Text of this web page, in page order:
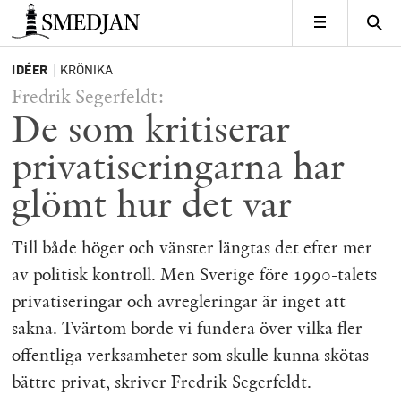
Timbro
MENY
IDÉER KRÖNIKA
Fredrik Segerfeldt:
De som kritiserar
privatiseringarna har
glömt hur det var
Till både höger och vänster längtas det efter mer
av politisk kontroll. Men Sverige före 1990-talets
privatiseringar och avregleringar är inget att
sakna. Tvärtom borde vi fundera över vilka fler
offentliga verksamheter som skulle kunna skötas
bättre privat, skriver Fredrik Segerfeldt.